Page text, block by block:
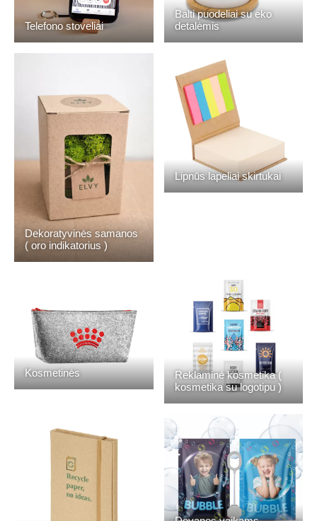
Telefono stoveliai
Balti puodeliai su eko
detalėmis
Dekoratyvinės samanos
( oro indikatorius )
Lipnūs lapeliai skirtukai
Kosmetinės
Reklaminė kosmetika (
kosmetika su logotipu )